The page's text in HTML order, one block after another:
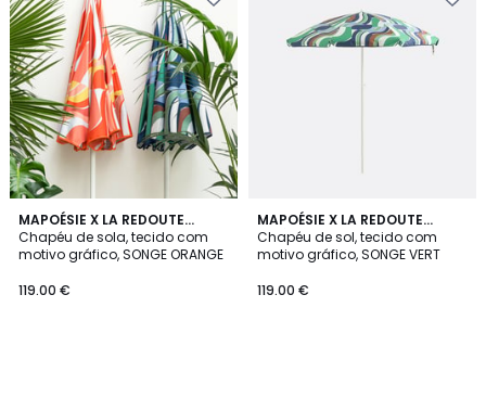
de
desconto
aplicado.
MAPOÉSIE X LA REDOUTE
INTÉRIEURS
Chapéu de sola, tecido com
motivo gráfico, SONGE ORANGE
119.00 €
MAPOÉSIE X LA REDOUTE
INTÉRIEURS
Chapéu de sol, tecido com
motivo gráfico, SONGE VERT
119.00 €